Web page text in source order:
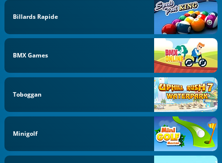
Billards Rapide
BMX Games
Toboggan
Minigolf